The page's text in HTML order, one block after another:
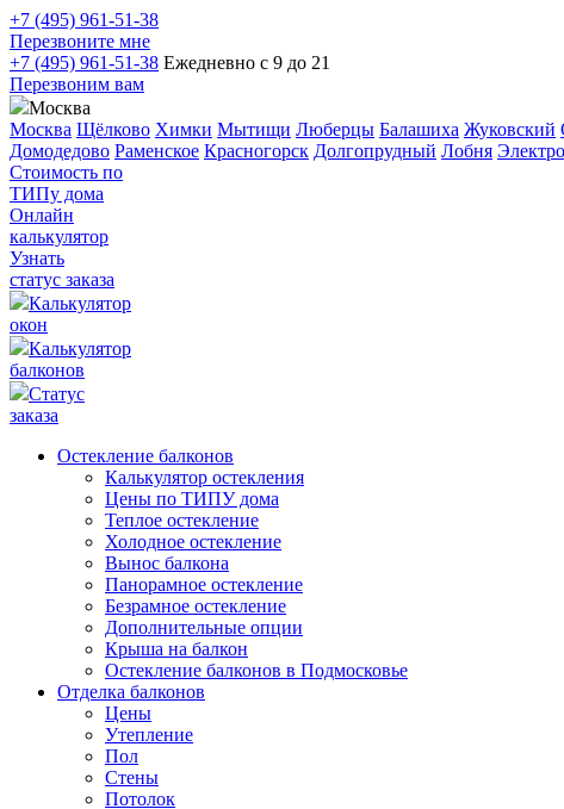
+7 (495) 961-51-38
Перезвоните мне
+7 (495) 961-51-38 Ежедневно с 9 до 21
Перезвоним вам
Москва
Москва Щёлково Химки Мытищи Люберцы Балашиха Жуковский
Домодедово Раменское Красногорск Долгопрудный Лобня
Стоимость по
ТИПу дома
Онлайн
калькулятор
Узнать
статус заказа
Калькулятор
окон
Калькулятор
балконов
Статус
заказа
Остекление балконов
Калькулятор остекления
Цены по ТИПУ дома
Теплое остекление
Холодное остекление
Вынос балкона
Панорамное остекление
Безрамное остекление
Дополнительные опции
Крыша на балкон
Остекление балконов в Подмосковье
Отделка балконов
Цены
Утепление
Пол
Стены
Потолок